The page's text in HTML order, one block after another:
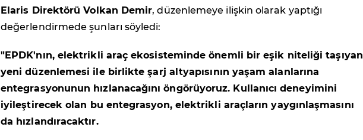
Elaris Direktörü Volkan Demir, düzenlemeye ilişkin olarak yaptığı
değerlendirmede şunları söyledi:
"EPDK'nın, elektrikli araç ekosisteminde önemli bir eşik niteliği taşıyan
yeni düzenlemesi ile birlikte şarj altyapısının yaşam alanlarına
entegrasyonunun hızlanacağını öngörüyoruz. Kullanıcı deneyimini
iyileştirecek olan bu entegrasyon, elektrikli araçların yaygınlaşmasını
da hızlandıracaktır.